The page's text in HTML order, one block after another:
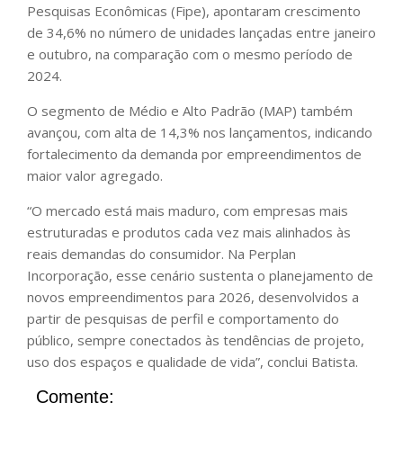
Pesquisas Econômicas (Fipe), apontaram crescimento
de 34,6% no número de unidades lançadas entre janeiro
e outubro, na comparação com o mesmo período de
2024.
O segmento de Médio e Alto Padrão (MAP) também
avançou, com alta de 14,3% nos lançamentos, indicando
fortalecimento da demanda por empreendimentos de
maior valor agregado.
“O mercado está mais maduro, com empresas mais
estruturadas e produtos cada vez mais alinhados às
reais demandas do consumidor. Na Perplan
Incorporação, esse cenário sustenta o planejamento de
novos empreendimentos para 2026, desenvolvidos a
partir de pesquisas de perfil e comportamento do
público, sempre conectados às tendências de projeto,
uso dos espaços e qualidade de vida”, conclui Batista.
Comente: